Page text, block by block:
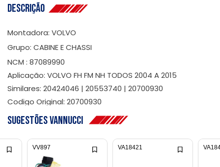
Descrição
Montadora: VOLVO
Grupo: CABINE E CHASSI
NCM : 87089990
Aplicação: VOLVO FH FM NH TODOS 2004 A 2015
Similares: 20424046 | 20553740 | 20700930
Codigo Original: 20700930
Sugestões Vannucci
VV897 VA18421